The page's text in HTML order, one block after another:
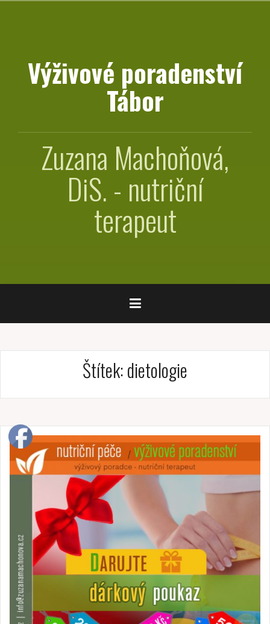
Výživové poradenství
Tábor
Zuzana Machoňová,
DiS. - nutriční
terapeut
Štítek:dietologie